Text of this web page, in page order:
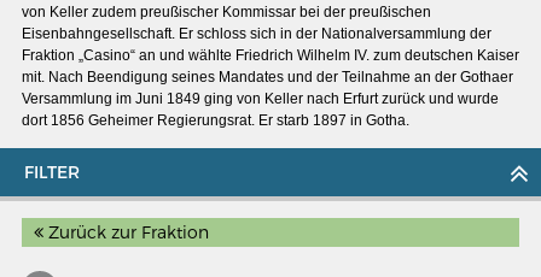
SCHIFFSTYPEN
Entwicklungen im europäischen Schiffbau
FILTER
Zurück zur Fraktion
von Keller zudem preußischer Kommissar bei der preußischen
Eisenbahngesellschaft. Er schloss sich in der Nationalversammlung der
Fraktion „Casino“ an und wählte Friedrich Wilhelm IV. zum deutschen Kaiser
mit. Nach Beendigung seines Mandates und der Teilnahme an der Gothaer
Versammlung im Juni 1849 ging von Keller nach Erfurt zurück und wurde
dort 1856 Geheimer Regierungsrat. Er starb 1897 in Gotha.